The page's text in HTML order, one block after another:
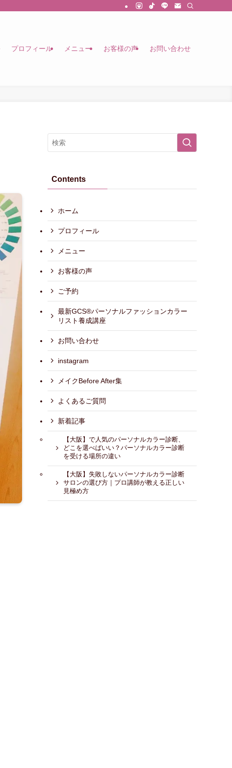
プロフィール メニュー お客様の声 お問い合わせ
Contents
ホーム
プロフィール
メニュー
お客様の声
ご予約
最新GCS®パーソナルファッションカラー
リスト養成講座
お問い合わせ
instagram
メイクBefore After集
よくあるご質問
新着記事
【大阪】で人気のパーソナルカラー診断、
どこを選べばいい？パーソナルカラー診断
を受ける場所の違い
【大阪】失敗しないパーソナルカラー診断
サロンの選び方｜プロ講師が教える正しい
見極め方